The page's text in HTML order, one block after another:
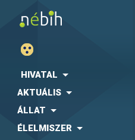
HIVATAL
AKTUÁLIS
ÁLLAT
ÉLELMISZER